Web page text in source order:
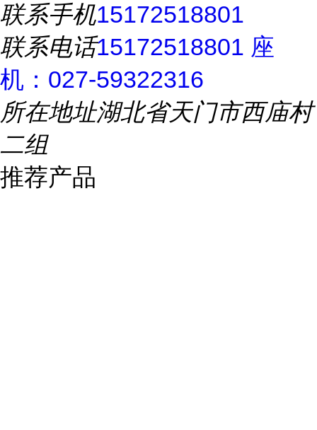
联系手机15172518801
联系电话15172518801 座
机：027-59322316
所在地址湖北省天门市西庙村
二组
推荐产品